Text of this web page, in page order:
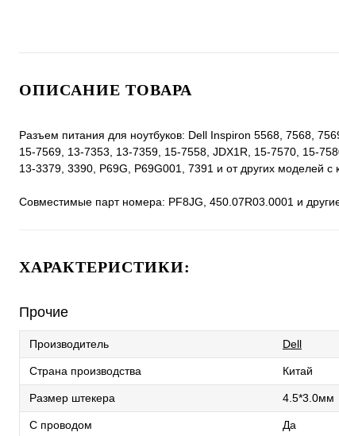
ОПИСАНИЕ ТОВАРА
Разъем питания для ноутбуков: Dell Inspiron 5568, 7568,
15-7569, 13-7353, 13-7359, 15-7558, JDX1R, 15-7570, 15-
13-3379, 3390, P69G, P69G001, 7391 и от других моделей с
Совместимые парт номера: PF8JG, 450.07R03.0001 и
ХАРАКТЕРИСТИКИ:
Прочие
Производитель Dell
Страна производства Китай
Размер штекера 4.5*3.0мм
С проводом Да